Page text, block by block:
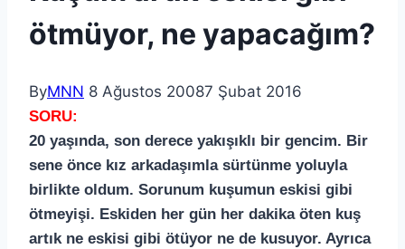
ötmüyor, ne yapacağım?
ByMNN 8 Ağustos 20087 Şubat 2016
SORU:
20 yaşında, son derece yakışıklı bir gencim. Bir
sene önce kız arkadaşımla sürtünme yoluyla
birlikte oldum. Sorunum kuşumun eskisi gibi
ötmeyişi. Eskiden her gün her dakika öten kuş
artık ne eskisi gibi ötüyor ne de kusuyor. Ayrıca